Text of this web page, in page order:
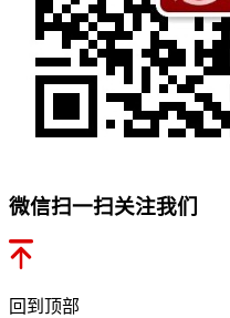
微信扫一扫关注我们
回到顶部